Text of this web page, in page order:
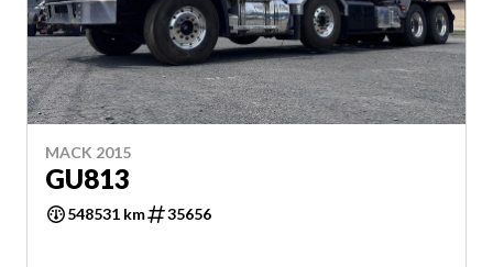
MACK 2015
GU813
548531 km 35656